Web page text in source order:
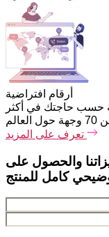
أرقام افتراضية
حسب حاجتك في أكثر
العالم
والحصول على
كامل للمنتج